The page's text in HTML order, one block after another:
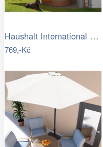
Haushalt International Stínící…
769,-Kč